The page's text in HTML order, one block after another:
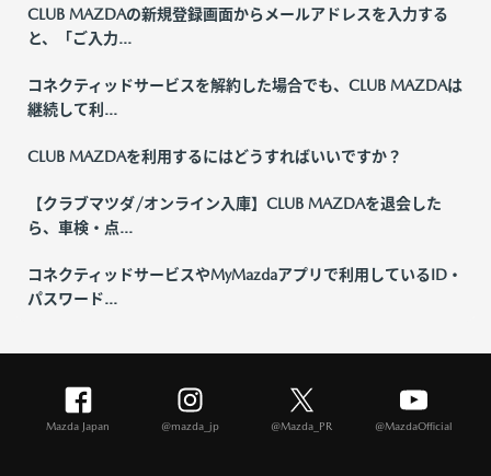
CLUB MAZDAの新規登録画面からメールアドレスを入力する
と、「ご入力...
コネクティッドサービスを解約した場合でも、CLUB MAZDAは
継続して利...
CLUB MAZDAを利用するにはどうすればいいですか？
【クラブマツダ/オンライン入庫】CLUB MAZDAを退会した
ら、車検・点...
コネクティッドサービスやMyMazdaアプリで利用しているID・
パスワード...
Mazda Japan @mazda_jp @Mazda_PR @MazdaOfficial